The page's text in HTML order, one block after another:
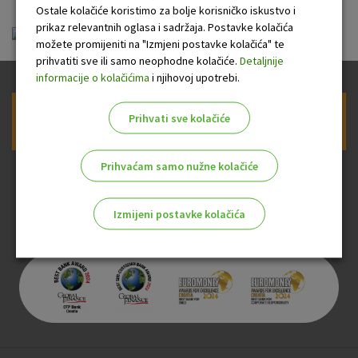
FID-OTP_Dobrodošlica 01.07.2026.pdf
Prijava na newsletter OTP banke
Ostale kolačiće koristimo za bolje korisničko iskustvo i
prikaz relevantnih oglasa i sadržaja. Postavke kolačića
možete promijeniti na "Izmjeni postavke kolačića" te
prihvatiti sve ili samo neophodne kolačiće. Detaljnije
informacije o kolačićima i njihovoj upotrebi.
Prihvati sve kolačiće
Prihvaćam samo nužne kolačiće
Izmijeni postavke kolačića